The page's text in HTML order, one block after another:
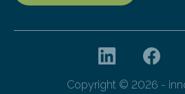
Copyright © 2026 -